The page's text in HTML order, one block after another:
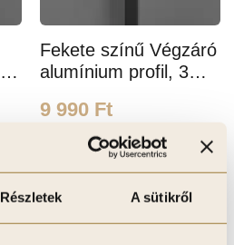
Részletek A sütikről
Fekete színű Végzáró
alumínium profil, 3m
széles
9 990 Ft
+
Kosárba teszem